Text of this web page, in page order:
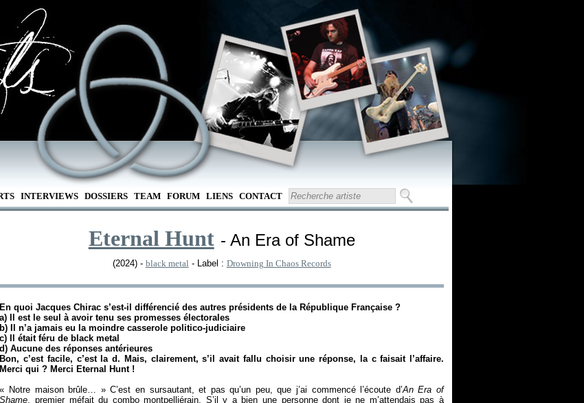
INTERVIEWS DOSSIERS TEAM FORUM LIENS CONTACT
Eternal Hunt - An Era of Shame
(2024) - black metal - Label : Drowning In Chaos Records
En quoi Jacques Chirac s’est-il différencié des autres présidents de la République Française ?
a) Il est le seul à avoir tenu ses promesses électorales
b) Il n’a jamais eu la moindre casserole politico-judiciaire
c) Il était féru de black metal
d) Aucune des réponses antérieures
Bon, c’est facile, c’est la d. Mais, clairement, s’il avait fallu choisir une réponse, la c faisait l’affaire.
Merci qui ? Merci Eternal Hunt !
« Notre maison brûle… » C’est en sursautant, et pas qu’un peu, que j’ai commencé l’écoute d’An Era of
Shame, premier méfait du combo montpelliérain. S’il y a bien une personne dont je ne m’attendais pas à